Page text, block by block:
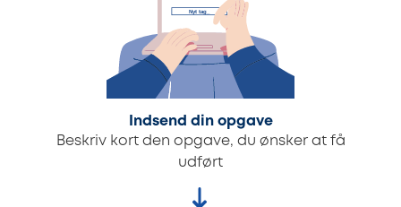
Indsend din opgave
Beskriv kort den opgave, du ønsker at få
udført